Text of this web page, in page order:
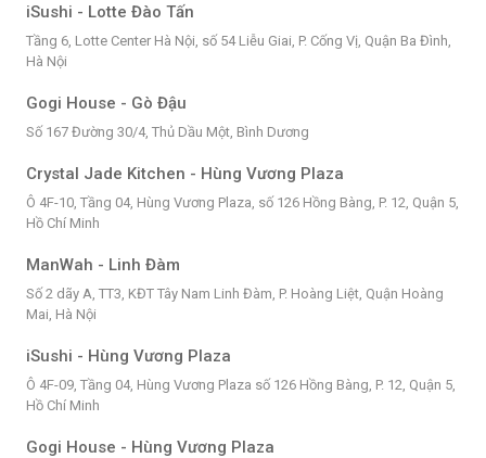
iSushi - Lotte Đào Tấn
Tầng 6, Lotte Center Hà Nội, số 54 Liễu Giai, P. Cống Vị, Quận Ba Đình,
Hà Nội
Gogi House - Gò Đậu
Số 167 Đường 30/4, Thủ Dầu Một, Bình Dương
Crystal Jade Kitchen - Hùng Vương Plaza
Ô 4F-10, Tầng 04, Hùng Vương Plaza, số 126 Hồng Bàng, P. 12, Quận 5,
Hồ Chí Minh
ManWah - Linh Đàm
Số 2 dãy A, TT3, KĐT Tây Nam Linh Đàm, P. Hoàng Liệt, Quận Hoàng
Mai, Hà Nội
iSushi - Hùng Vương Plaza
Ô 4F-09, Tầng 04, Hùng Vương Plaza số 126 Hồng Bàng, P. 12, Quận 5,
Hồ Chí Minh
Gogi House - Hùng Vương Plaza